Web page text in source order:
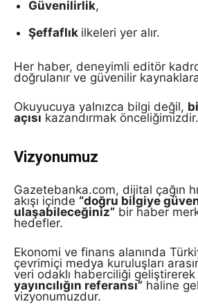
Güvenilirlik,
Şeffaflık ilkeleri yer alır.
Her haber, deneyimli editör
doğrulanır ve güvenilir kaynaklara
Okuyucuya yalnızca bilgi değil,
açısı kazandırmak önceliğimizdir.
Vizyonumuz
Gazetebanka.com, dijital çağın
akışı içinde “doğru bilgiye
ulaşabileceğiniz” bir haber
hedefler.
Ekonomi ve finans alanında
çevrimiçi medya kuruluşları
veri odaklı haberciliği geliştirerek
yayıncılığın referansı” haline
vizyonumuzdur.